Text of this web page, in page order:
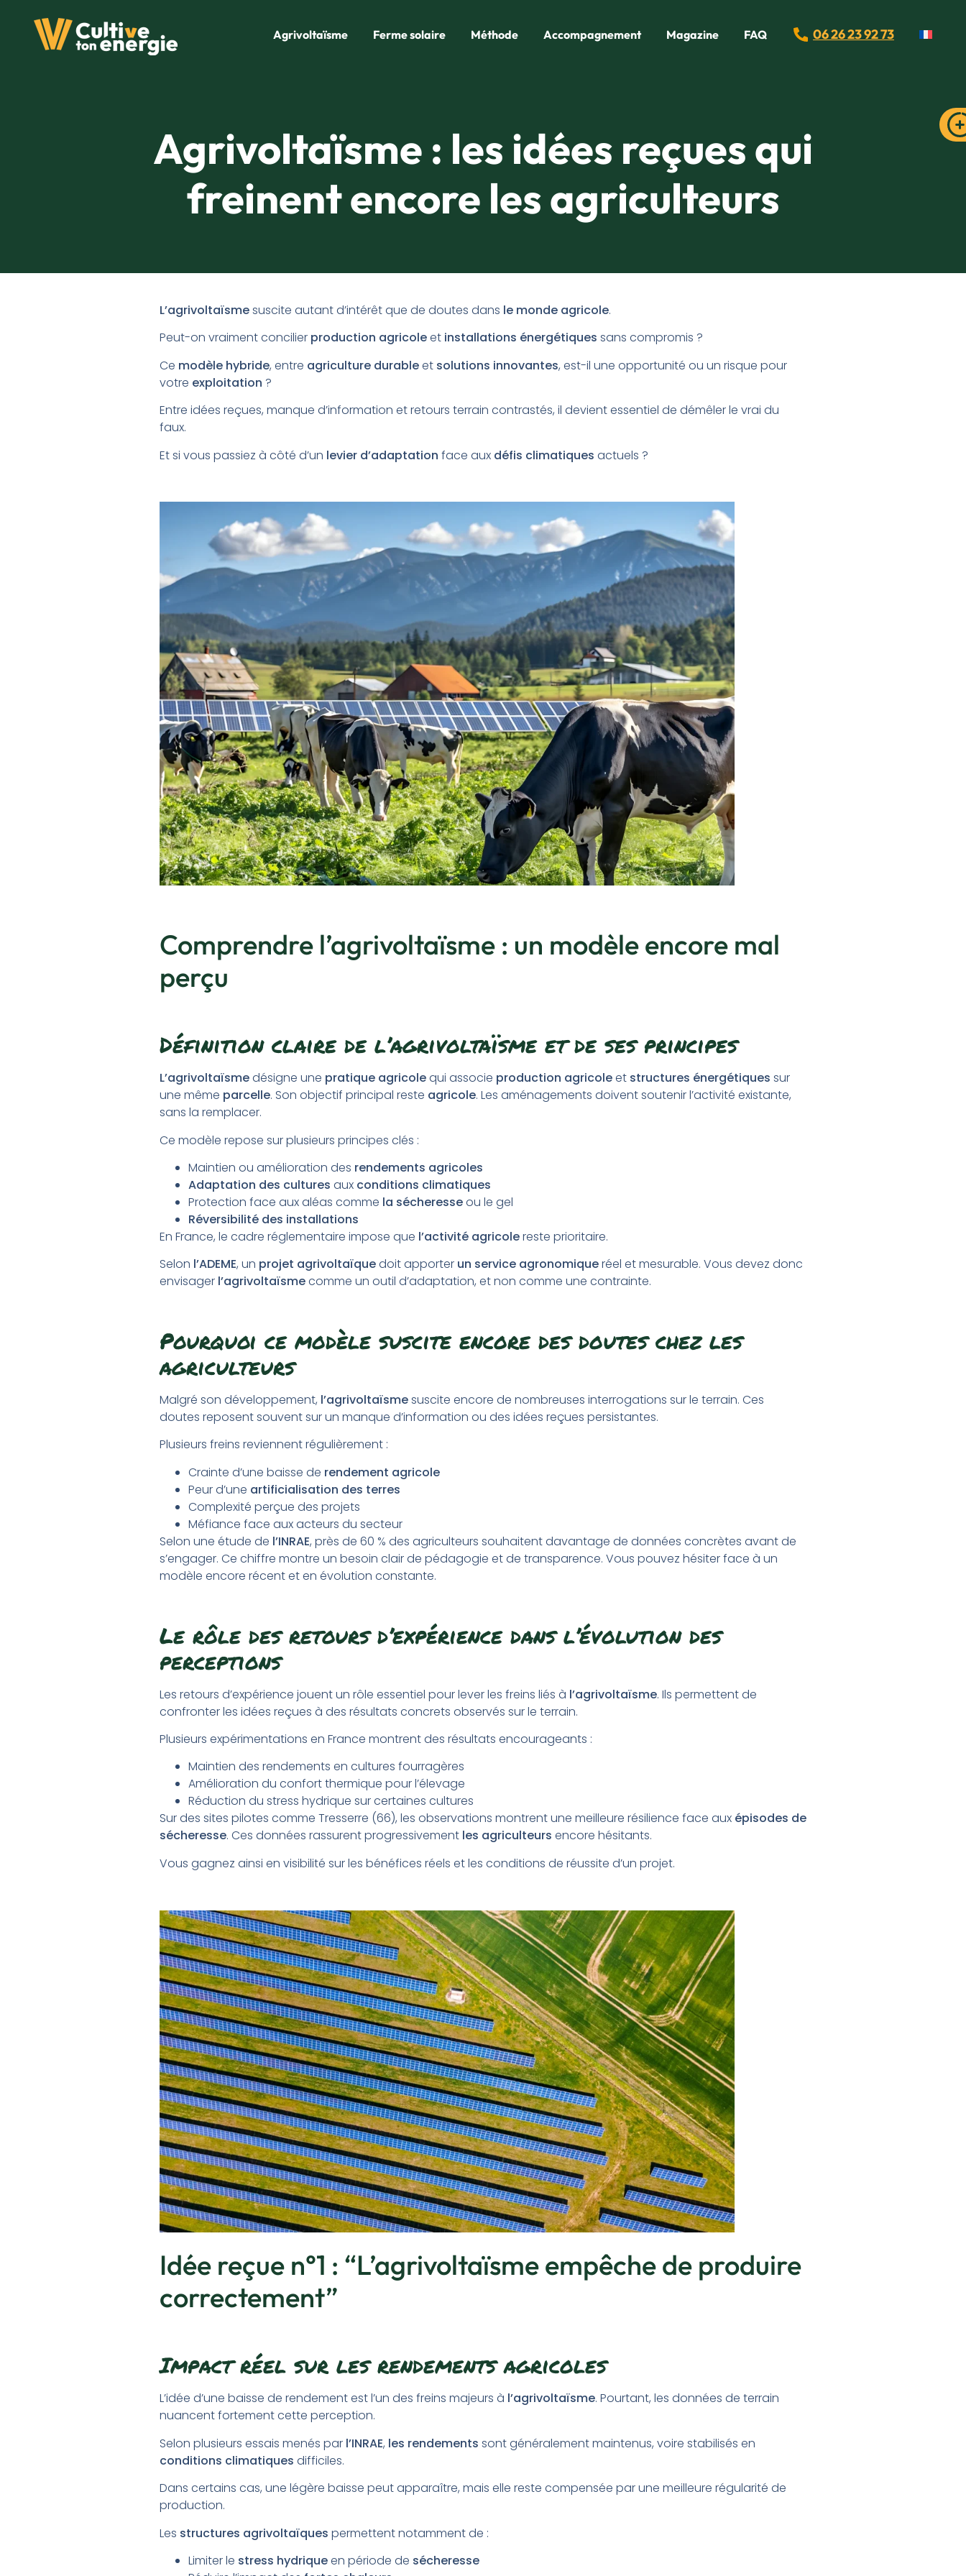
Agrivoltaïsme Ferme solaire Méthode Accompagnement Magazine FAQ 06 26 23 92 73
Agrivoltaïsme : les idées reçues qui
freinent encore les agriculteurs
L’agrivoltaïsmesuscite autant d’intérêt que de doutes dans le monde agricole.
Peut-on vraiment concilier production agricoleet installations énergétiques sans compromis ?
Ce modèle hybride, entre agriculture durableet solutions innovantes, est-il une opportunité ou un risque pour
votre exploitation ?
Entre idées reçues, manque d’information et retours terrain contrastés, il devient essentiel de démêler le vrai du
faux.
Et si vous passiez à côté d’un levier d’adaptation face aux défis climatiques actuels ?
Comprendre l’agrivoltaïsme : un modèle encore mal
perçu
Définition claire de l’agrivoltaïsme et de ses principes
L’agrivoltaïsmedésigne une pratique agricolequi associe production agricoleet structures énergétiques sur
une même parcelle. Son objectif principal reste agricole. Les aménagements doivent soutenir l’activité existante,
sans la remplacer.
Ce modèle repose sur plusieurs principes clés :
Maintien ou amélioration des rendements agricoles
Adaptation des cultures aux conditions climatiques
Protection face aux aléas comme la sécheresseou le gel
Réversibilité des installations
En France, le cadre réglementaire impose que l’activité agricolereste prioritaire.
Selon l’ADEME, un projet agrivoltaïquedoit apporter un service agronomiqueréel et mesurable. Vous devez donc
envisager l’agrivoltaïsmecomme un outil d’adaptation, et non comme une contrainte.
Pourquoi ce modèle suscite encore des doutes chez les
agriculteurs
Malgré son développement, l’agrivoltaïsmesuscite encore de nombreuses interrogations sur le terrain. Ces
doutes reposent souvent sur un manque d’information ou des idées reçues persistantes.
Plusieurs freins reviennent régulièrement :
Crainte d’une baisse de rendement agricole
Peur d’une artificialisation des terres
Complexité perçue des projets
Méfiance face aux acteurs du secteur
Selon une étude de l’INRAE, près de 60 % des agriculteurs souhaitent davantage de données concrètes avant de
s’engager. Ce chiffre montre un besoin clair de pédagogie et de transparence. Vous pouvez hésiter face à un
modèle encore récent et en évolution constante.
Le rôle des retours d’expérience dans l’évolution des
perceptions
Les retours d’expérience jouent un rôle essentiel pour lever les freins liés à l’agrivoltaïsme. Ils permettent de
confronter les idées reçues à des résultats concrets observés sur le terrain.
Plusieurs expérimentations en France montrent des résultats encourageants :
Maintien des rendements en cultures fourragères
Amélioration du confort thermique pour l’élevage
Réduction du stress hydrique sur certaines cultures
Sur des sites pilotes comme Tresserre (66), les observations montrent une meilleure résilience face aux épisodes de
sécheresse. Ces données rassurent progressivement les agriculteurs encore hésitants.
Vous gagnez ainsi en visibilité sur les bénéfices réels et les conditions de réussite d’un projet.
Idée reçue n°1 : “L’agrivoltaïsme empêche de produire
correctement”
Impact réel sur les rendements agricoles
L’idée d’une baisse de rendement est l’un des freins majeurs à l’agrivoltaïsme. Pourtant, les données de terrain
nuancent fortement cette perception.
Selon plusieurs essais menés par l’INRAE, les rendements sont généralement maintenus, voire stabilisés en
conditions climatiques difficiles.
Dans certains cas, une légère baisse peut apparaître, mais elle reste compensée par une meilleure régularité de
production.
Les structures agrivoltaïques permettent notamment de :
Limiter le stress hydriqueen période de sécheresse